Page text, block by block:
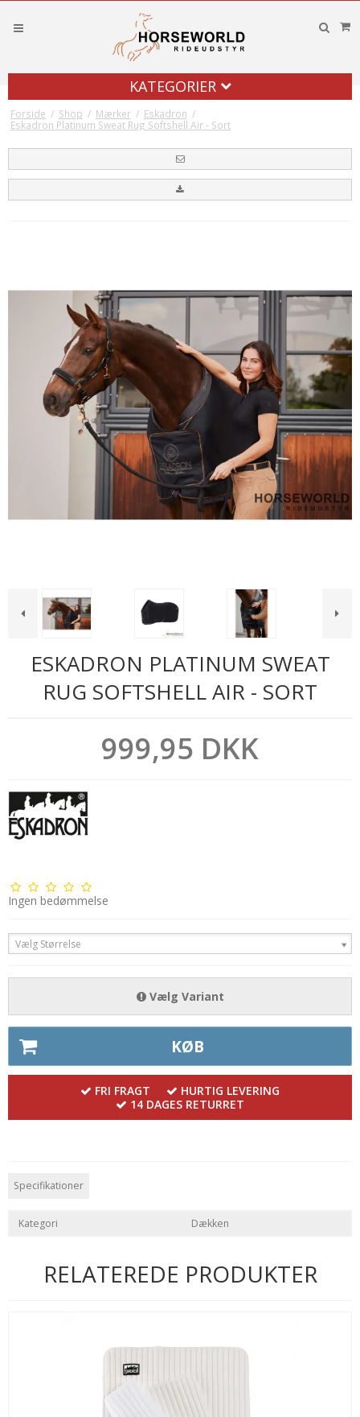
KATEGORIER
Forside / Shop / Mærker / Eskadron /
Eskadron Platinum Sweat Rug Softshell Air - Sort
ESKADRON PLATINUM SWEAT
RUG SOFTSHELL AIR - SORT
999,95 DKK
Ingen bedømmelse
Vælg Størrelse
Vælg Variant
KØB
FRI FRAGT
HURTIG LEVERING
14 DAGES RETURRET
Specifikationer
Kategori Dækken
RELATEREDE PRODUKTER